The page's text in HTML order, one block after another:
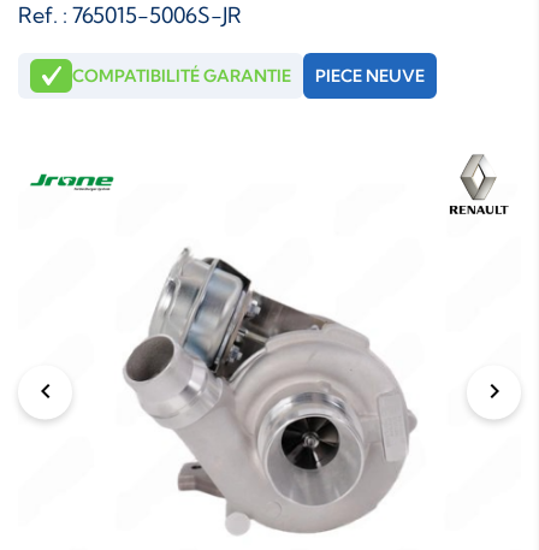
Ref. : 765015-5006S-JR
COMPATIBILITÉ GARANTIE PIECE NEUVE
chevron_left chevron_right